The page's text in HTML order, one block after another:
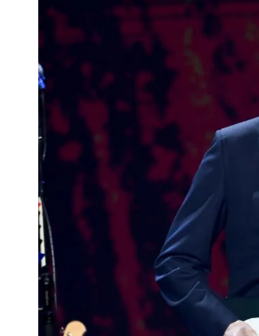
NEWS
FOTO
CONCORSI
EVENTI
VIDEO
TV
PRINCIPATO